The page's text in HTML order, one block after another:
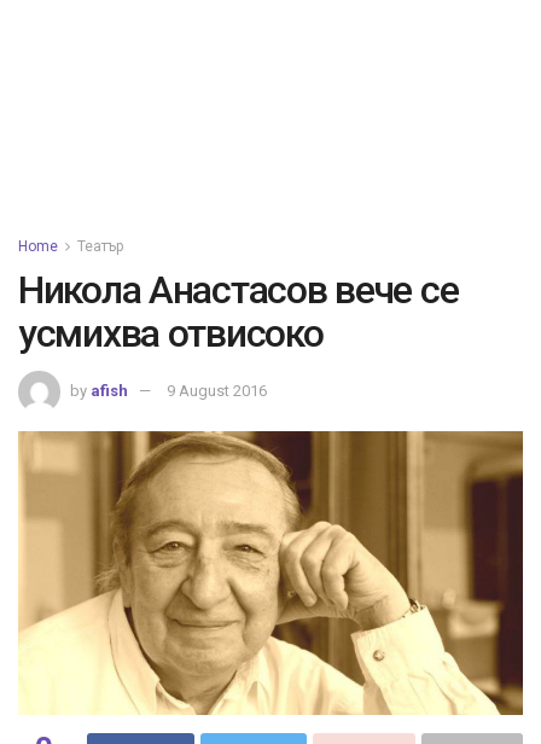
Home Театър
Никола Анастасов вече се
усмихва отвисоко
by afish 9 August 2016